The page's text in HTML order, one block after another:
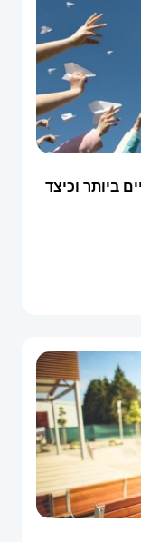
ביותר וכיצד